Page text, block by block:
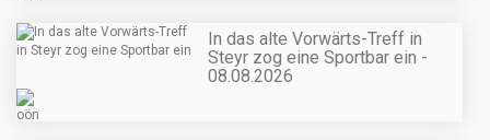
In das alte Vorwärts-Treff in
Steyr zog eine Sportbar ein -
08.08.2026